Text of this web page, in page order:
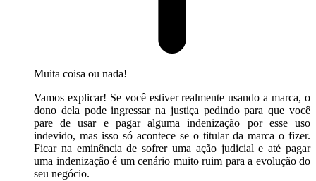
Muita coisa ou nada!
Vamos explicar! Se você estiver realmente usando a marca, o
dono dela pode ingressar na justiça pedindo para que você
pare de usar e pagar alguma indenização por esse uso
indevido, mas isso só acontece se o titular da marca o fizer.
Ficar na eminência de sofrer uma ação judicial e até pagar
uma indenização é um cenário muito ruim para a evolução do
seu negócio.